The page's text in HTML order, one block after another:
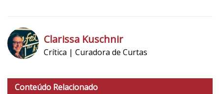
t
Clarissa Kuschnir
Crítica | Curadora de Curtas
Conteúdo Relacionado